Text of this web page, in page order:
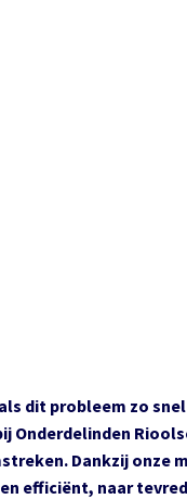
dit probleem zo
Onderdelinden
Dankzij onze
efficiënt, naar